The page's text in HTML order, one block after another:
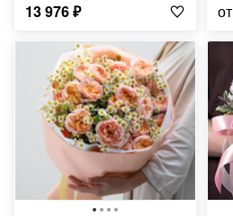
13 976₽ от